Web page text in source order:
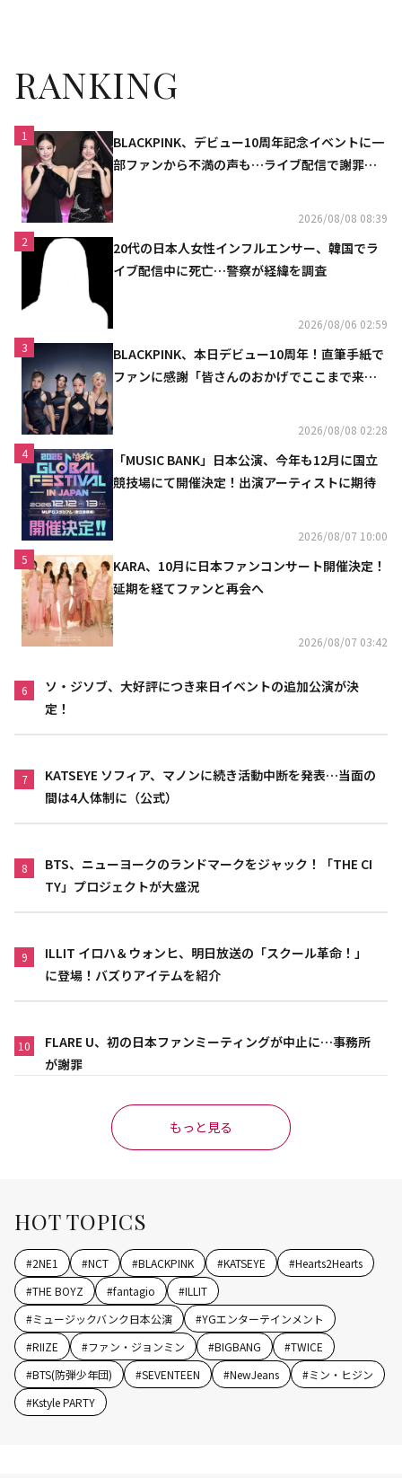
RANKING
1
BLACKPINK、デビュー10周年記念イベントに一
部ファンから不満の声も…ライブ配信で謝罪
2026/08/08 08:39
2
20代の日本人女性インフルエンサー、韓国でラ
イブ配信中に死亡…警察が経緯を調査
2026/08/06 02:59
3
BLACKPINK、本日デビュー10周年！直筆手紙で
ファンに感謝「皆さんのおかげでここまで来ら
2026/08/08 02:28
4
「MUSIC BANK」日本公演、今年も12月に国立
競技場にて開催決定！出演アーティストに期待
2026/08/07 10:00
5
KARA、10月に日本ファンコンサート開催決定！
延期を経てファンと再会へ
2026/08/07 03:42
6
ソ・ジソブ、大好評につき来日イベントの追加公演が決
定！
7
KATSEYE ソフィア、マノンに続き活動中断を発表…当面の
間は4人体制に（公式）
8
BTS、ニューヨークのランドマークをジャック！「THE CI
TY」プロジェクトが大盛況
9
ILLIT イロハ＆ウォンヒ、明日放送の「スクール革命！」
に登場！バズりアイテムを紹介
10
FLARE U、初の日本ファンミーティングが中止に…事務所
が謝罪
もっと見る
HOT TOPICS
#2NE1 #NCT #BLACKPINK #KATSEYE #Hearts2Hearts
#THE BOYZ #fantagio #ILLIT
#ミュージックバンク日本公演 #YGエンターテインメント
#RIIZE #ファン・ジョンミン #BIGBANG #TWICE
#BTS(防弾少年団) #SEVENTEEN #NewJeans #ミン・ヒジン
#Kstyle PARTY